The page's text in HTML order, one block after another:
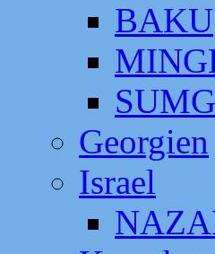
BAKU
Georgien
Israel